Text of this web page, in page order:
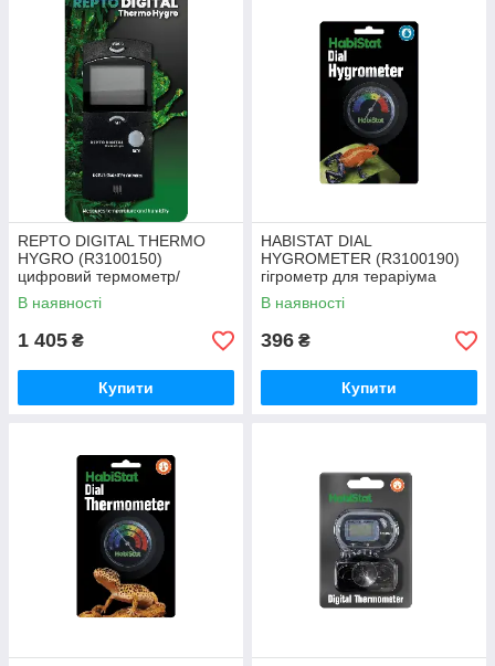
REPTO DIGITAL THERMO
HYGRO (R3100150)
цифровий термометр/
гігрометр
В наявності
1 405 ₴
Купити
HABISTAT DIAL
HYGROMETER (R3100190)
гігрометр для тераріума
В наявності
396 ₴
Купити